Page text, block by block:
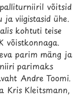
võitsid
viigistasid ühe.
kohtuti teise
võistkonnaga.
parim mäng ja
parimaks
Andre Toomi.
Kris Kleitsmann,